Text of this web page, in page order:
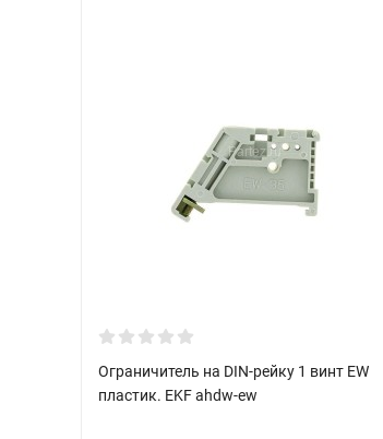
Ограничитель на DIN-рейку 1 винт EW
пластик. EKF ahdw-ew